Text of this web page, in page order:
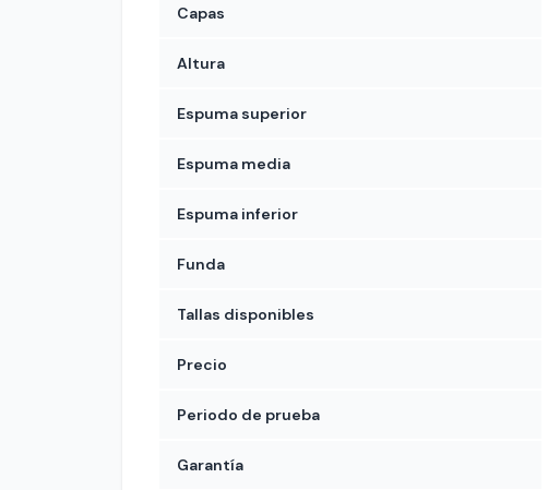
Capas
Altura
Espuma superior
Espuma media
Espuma inferior
Funda
Tallas disponibles
Precio
Periodo de prueba
Garantía